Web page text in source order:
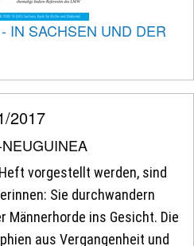
IN SACHSEN UND DER
2017
vorgestellt werden, sind
Sie durchwandern
Männerhorde ins Gesicht. Die
aus Vergangenheit und